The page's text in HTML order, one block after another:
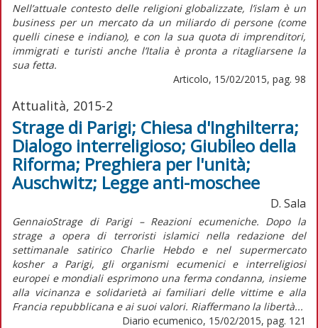
Nell’attuale contesto delle religioni globalizzate, l’islam è un
business per un mercato da un miliardo di persone (come
quelli cinese e indiano), e con la sua quota di imprenditori,
immigrati e turisti anche l’Italia è pronta a ritagliarsene la
sua fetta.
Articolo, 15/02/2015, pag. 98
Attualità, 2015-2
Strage di Parigi; Chiesa d'Inghilterra;
Dialogo interreligioso; Giubileo della
Riforma; Preghiera per l'unità;
Auschwitz; Legge anti-moschee
D. Sala
GennaioStrage di Parigi – Reazioni ecumeniche. Dopo la
strage a opera di terroristi islamici nella redazione del
settimanale satirico Charlie Hebdo e nel supermercato
kosher a Parigi, gli organismi ecumenici e interreligiosi
europei e mondiali esprimono una ferma condanna, insieme
alla vicinanza e solidarietà ai familiari delle vittime e alla
Francia repubblicana e ai suoi valori. Riaffermano la libertà...
Diario ecumenico, 15/02/2015, pag. 121